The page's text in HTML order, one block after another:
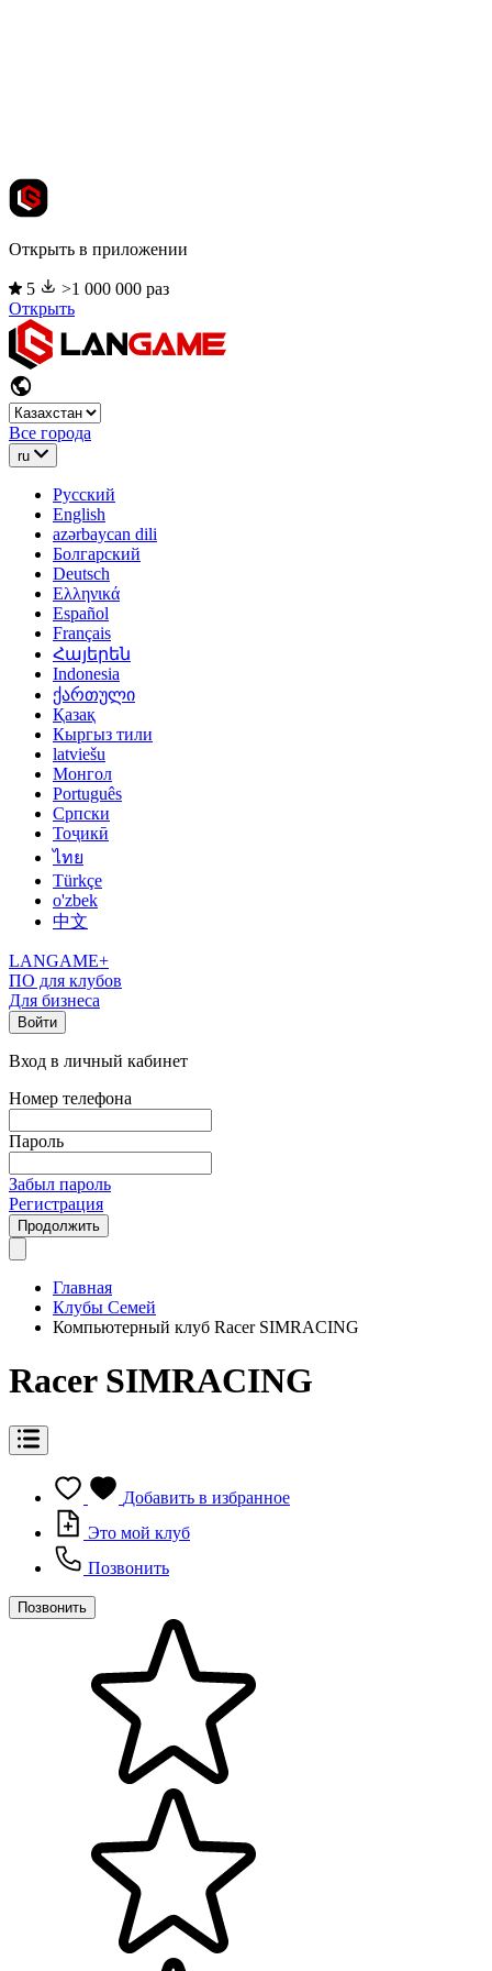
Открыть в приложении
5
>1 000 000 раз
Открыть
Все города
ru
Русский
English
azərbaycan dili
Болгарский
Deutsch
Ελληνικά
Español
Français
Հայերեն
Indonesia
ქართული
Қазақ
Кыргыз тили
latviešu
Монгол
Português
Српски
Тоҷикӣ
ไทย
Türkçe
o'zbek
中文
LANGAME+
ПО для клубов
Для бизнеса
Войти
Вход в личный кабинет
Номер телефона
Пароль
Забыл пароль
Регистрация
Продолжить
Главная
Клубы Семей
Компьютерный клуб Racer SIMRACING
Racer SIMRACING
Добавить в избранное
Это мой клуб
Позвонить
Позвонить